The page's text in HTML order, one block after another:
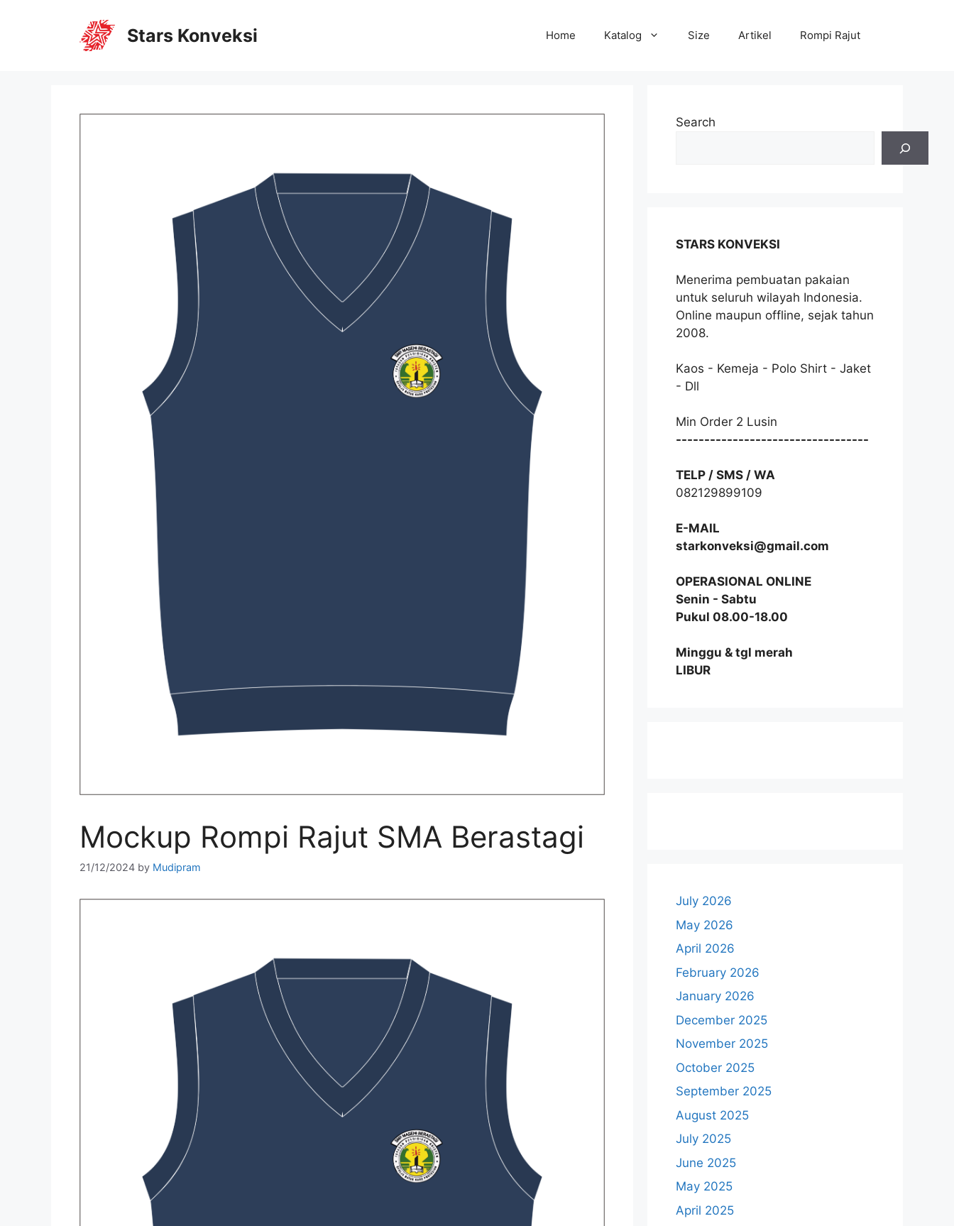
Stars Konveksi Home Katalog Size Artikel Rompi Rajut
Mockup Rompi Rajut SMA Berastagi
21/12/2024 by Mudipram
Search
STARS KONVEKSI
Menerima pembuatan pakaian
untuk seluruh wilayah Indonesia.
Online maupun offline, sejak tahun
2008.
Kaos - Kemeja - Polo Shirt - Jaket
- Dll
Min Order 2 Lusin
----------------------------------
TELP / SMS / WA
082129899109
E-MAIL
starkonveksi@gmail.com
OPERASIONAL ONLINE
Senin - Sabtu
Pukul 08.00-18.00
Minggu & tgl merah
LIBUR
July 2026
May 2026
April 2026
February 2026
January 2026
December 2025
November 2025
October 2025
September 2025
August 2025
July 2025
June 2025
May 2025
April 2025